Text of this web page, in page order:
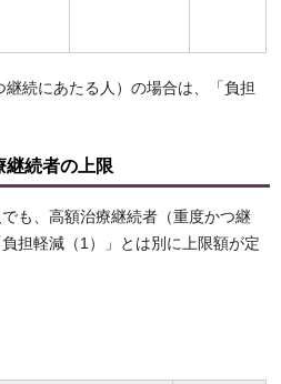
続にあたる人）の場合は、「負担
継続者の上限
も、高額治療継続者（重度かつ継
担軽減（1）」とは別に上限額が定